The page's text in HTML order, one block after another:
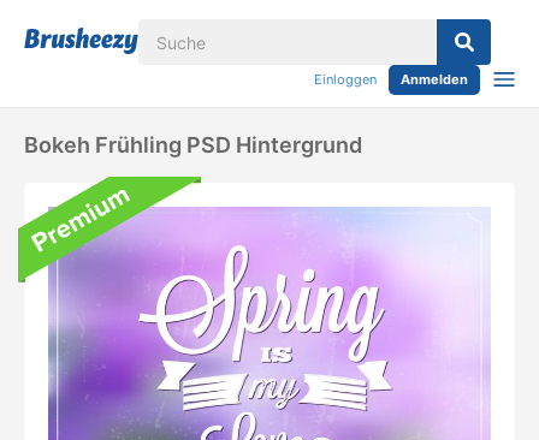
Einloggen Anmelden
Bokeh Frühling PSD Hintergrund